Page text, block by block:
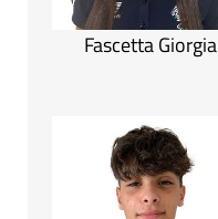
Fascetta Giorgia